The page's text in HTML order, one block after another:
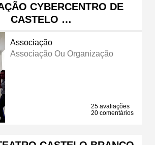
CYBERCENTRO DE
CASTELO …
Associação
Associação Ou Organização
25 avaliações
20 comentários